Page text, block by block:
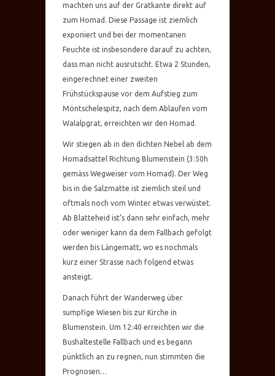
machten uns auf der Gratkante direkt auf
zum Homad. Diese Passage ist ziemlich
exponiert und bei der momentanen
Feuchte ist insbesondere darauf zu achten,
dass man nicht ausrutscht. Etwa 2 Stunden,
eingerechnet einer zweiten
Frühstückspause vor dem Aufstieg zum
Möntschelespitz, nach dem Ablaufen vom
Walalpgrat, erreichten wir den Homad.
Wir stiegen ab in den dichten Nebel ab dem
Homadsattel Richtung Blumenstein (3:50h
gemäss Wegweiser vom Homad). Der Weg
bis in die Salzmatte ist ziemlich steil und
oftmals noch vom Winter etwas verwüstet.
Ab Blatteheid ist’s dann sehr einfach, mehr
oder weniger kann da dem Fallbach gefolgt
werden bis Längematt, wo es nochmals
kurz einer Strasse nach folgend etwas
ansteigt.
Danach führt der Wanderweg über
sumpfige Wiesen bis zur Kirche in
Blumenstein. Um 12:40 erreichten wir die
Bushaltestelle Fallbach und es begann
pünktlich an zu regnen, nun stimmten die
Prognosen…